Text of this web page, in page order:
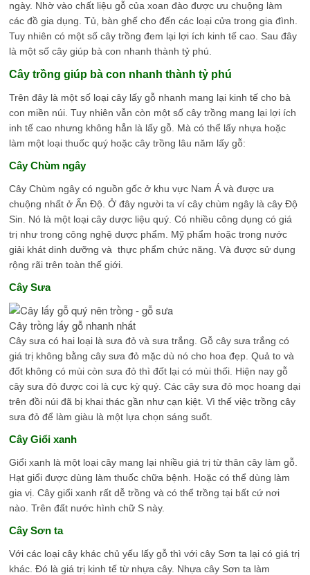
ngày. Nhờ vào chất liệu gỗ của xoan đào được ưu chuộng làm
các đồ gia dụng. Tủ, bàn ghế cho đến các loại cửa trong gia đình.
Tuy nhiên có một số cây trồng đem lại lợi ích kinh tế cao. Sau đây
là một số cây giúp bà con nhanh thành tỷ phú.
Cây trồng giúp bà con nhanh thành tỷ phú
Trên đây là một số loại cây lấy gỗ nhanh mang lại kinh tế cho bà
con miền núi. Tuy nhiên vẫn còn một số cây trồng mang lại lợi ích
inh tế cao nhưng không hẳn là lấy gỗ. Mà có thể lấy nhựa hoặc
làm một loại thuốc quý hoặc cây trồng lâu năm lấy gỗ:
Cây Chùm ngây
Cây Chùm ngây có nguồn gốc ở khu vực Nam Á và được ưa
chuộng nhất ở Ấn Độ. Ở đây người ta ví cây chùm ngây là cây Độ
Sin. Nó là một loại cây dược liệu quý. Có nhiều công dụng có giá
trị như trong công nghệ dược phẩm. Mỹ phẩm hoặc trong nước
giải khát dinh dưỡng và thực phẩm chức năng. Và được sử dụng
rộng rãi trên toàn thế giới.
Cây Sưa
Cây trồng lấy gỗ nhanh nhất
Cây sưa có hai loại là sưa đỏ và sưa trắng. Gỗ cây sưa trắng có
giá trị không bằng cây sưa đỏ mặc dù nó cho hoa đẹp. Quả to và
đốt không có mùi còn sưa đỏ thì đốt lại có mùi thối. Hiện nay gỗ
cây sưa đỏ được coi là cực kỳ quý. Các cây sưa đỏ mọc hoang dại
trên đồi núi đã bị khai thác gần như cạn kiệt. Vì thế việc trồng cây
sưa đỏ để làm giàu là một lựa chọn sáng suốt.
Cây Giổi xanh
Giổi xanh là một loại cây mang lại nhiều giá trị từ thân cây làm gỗ.
Hạt giổi được dùng làm thuốc chữa bệnh. Hoặc có thể dùng làm
gia vị. Cây giổi xanh rất dễ trồng và có thể trồng tại bất cứ nơi
nào. Trên đất nước hình chữ S này.
Cây Sơn ta
Với các loại cây khác chủ yếu lấy gỗ thì với cây Sơn ta lại có giá trị
khác. Đó là giá trị kinh tế từ nhựa cây. Nhựa cây Sơn ta làm